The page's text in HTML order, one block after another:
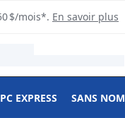
$/mois*. En savoir plus
EXPRESS SANS NOM